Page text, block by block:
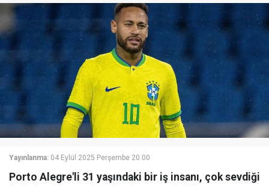
Yayınlanma: 04 Eylül 2025 Perşembe 20:00
Porto Alegre'li 31 yaşındaki bir iş insanı, çok sevdiği